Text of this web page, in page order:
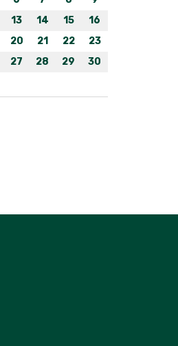
13 14 15
16
20 21 22
23
27 28 29
30